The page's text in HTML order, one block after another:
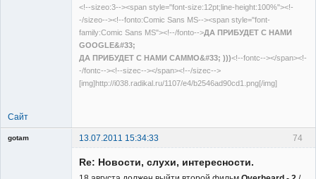
<!--sizeo:3--><span style="font-size:12pt;line-height:100%"><!-
-/sizeo--><!--fonto:Comic Sans MS--><span style="font-
family:Comic Sans MS"><!--/fonto-->ДА ПРИБУДЕТ С НАМИ
GOOGLE&#33;
ДА ПРИБУДЕТ С НАМИ САММО&#33; )))<!--fontc--></span><!-
-/fontc--><!--sizec--></span><!--/sizec-->
[img]http://i038.radikal.ru/1107/e4/b2546ad90cd1.png[/img]
Сайт
74
gotam
13.07.2011 15:34:33
Re: Новости, слухи, интересности.